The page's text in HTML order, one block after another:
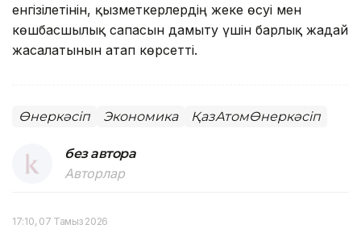
енгізілетінін, қызметкерлердің жеке өсуі мен
көшбасшылық сапасын дамыту үшін барлық жағдай
жасалатынын атап көрсетті.
Өнеркәсіп Экономика ҚазАтомӨнеркәсіп
без автора
Авторлар
17:10, 07 Тамыз 2026